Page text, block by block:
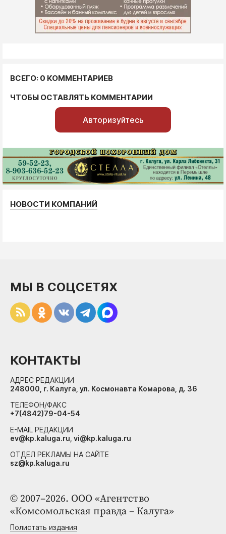
ВСЕГО: 0 КОММЕНТАРИЕВ
ЧТОБЫ ОСТАВЛЯТЬ КОММЕНТАРИИ
Авторизуйтесь
НОВОСТИ КОМПАНИЙ
© 2007–2026. ООО «Агентство
«Комсомольская правда – Калуга»
Полистать издания
МЫ В СОЦСЕТЯХ
КОНТАКТЫ
АДРЕС РЕДАКЦИИ
248000, г. Калуга, ул. Космонавта Комарова, д. 36
ТЕЛЕФОН/ФАКС
+7(4842)79-04-54
E-MAIL РЕДАКЦИИ
ev@kp.kaluga.ru, vi@kp.kaluga.ru
ОТДЕЛ РЕКЛАМЫ НА САЙТЕ
sz@kp.kaluga.ru